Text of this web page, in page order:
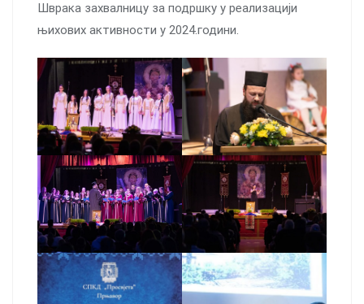
Шврака захвалницу за подршку у реализацији
њихових активности у 2024.години.